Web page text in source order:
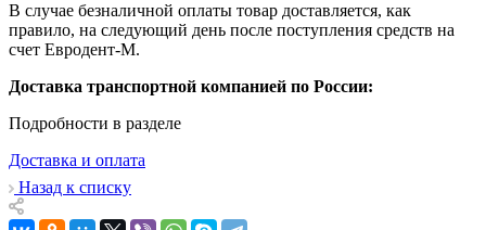
В случае безналичной оплаты товар доставляется, как
правило, на следующий день после поступления средств на
счет Евродент-М.
Доставка транспортной компанией по России:
Подробности в разделе
Доставка и оплата
Назад к списку